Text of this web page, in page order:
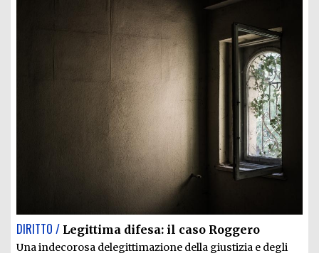
DIRITTO / Legittima difesa: il caso Roggero
Una indecorosa delegittimazione della giustizia e degli